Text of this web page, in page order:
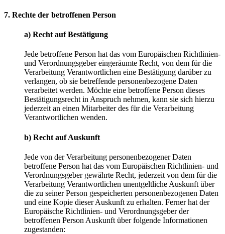
7. Rechte der betroffenen Person
a) Recht auf Bestätigung
Jede betroffene Person hat das vom Europäischen Richtlinien-
und Verordnungsgeber eingeräumte Recht, von dem für die
Verarbeitung Verantwortlichen eine Bestätigung darüber zu
verlangen, ob sie betreffende personenbezogene Daten
verarbeitet werden. Möchte eine betroffene Person dieses
Bestätigungsrecht in Anspruch nehmen, kann sie sich hierzu
jederzeit an einen Mitarbeiter des für die Verarbeitung
Verantwortlichen wenden.
b) Recht auf Auskunft
Jede von der Verarbeitung personenbezogener Daten
betroffene Person hat das vom Europäischen Richtlinien- und
Verordnungsgeber gewährte Recht, jederzeit von dem für die
Verarbeitung Verantwortlichen unentgeltliche Auskunft über
die zu seiner Person gespeicherten personenbezogenen Daten
und eine Kopie dieser Auskunft zu erhalten. Ferner hat der
Europäische Richtlinien- und Verordnungsgeber der
betroffenen Person Auskunft über folgende Informationen
zugestanden: